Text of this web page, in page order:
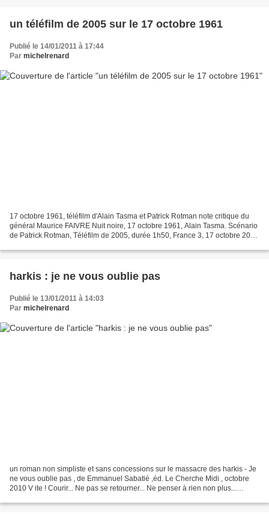
un téléfilm de 2005 sur le 17 octobre 1961
Publié le 14/01/2011 à 17:44
Par michelrenard
17 octobre 1961, téléfilm d'Alain Tasma et Patrick Rotman note critique du
général Maurice FAIVRE Nuit noire, 17 octobre 1961, Alain Tasma. Scénario
de Patrick Rotman, Téléfilm de 2005, durée 1h50, France 3, 17 octobre 2010
harkis : je ne vous oublie pas
Publié le 13/01/2011 à 14:03
Par michelrenard
un roman non simpliste et sans concessions sur le massacre des harkis - Je
ne vous oublie pas , de Emmanuel Sabatié ,éd. Le Cherche Midi , octobre
2010 V ite ! Courir... Ne pas se retourner... Ne penser à rien non plus...